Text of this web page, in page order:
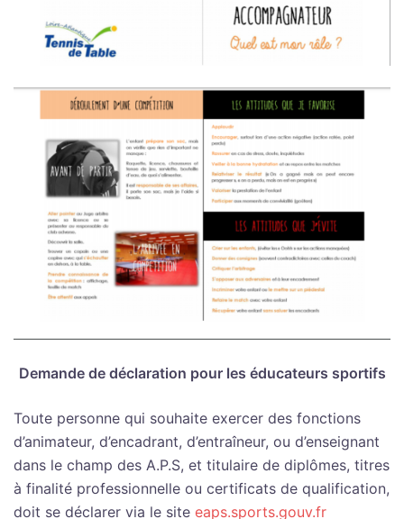
Demande de déclaration pour les éducateurs sportifs
Toute personne qui souhaite exercer des fonctions
d’animateur, d’encadrant, d’entraîneur, ou d’enseignant
dans le champ des A.P.S, et titulaire de diplômes, titres
à finalité professionnelle ou certificats de qualification,
doit se déclarer via le site eaps.sports.gouv.fr